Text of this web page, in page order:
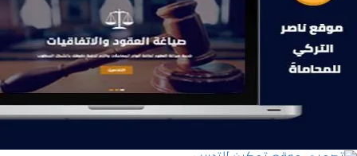
موقع ناصر التركي للمحاماة
التفاصيل